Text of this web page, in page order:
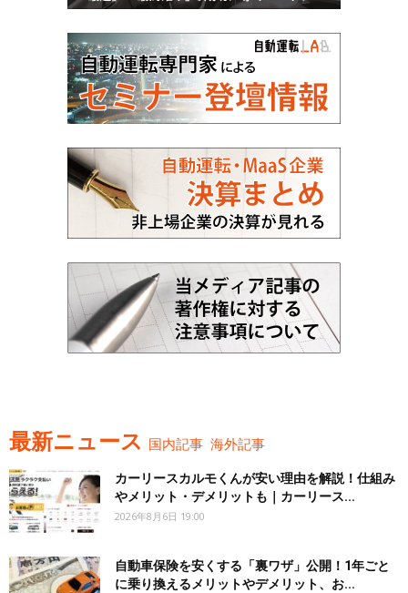
最新ニュース 国内記事 海外記事
カーリースカルモくんが安い理由を解説！仕組み
やメリット・デメリットも｜カーリース...
2026年8月6日 19:00
自動車保険を安くする「裏ワザ」公開！1年ごと
に乗り換えるメリットやデメリット、お...